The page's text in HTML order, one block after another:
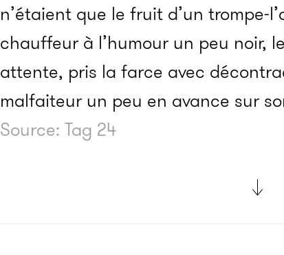
n’étaient que le fruit d’un trompe-
chauffeur à l’humour un peu noir,
attente, pris la farce avec
malfaiteur un peu en avance sur
Source: Tag 24